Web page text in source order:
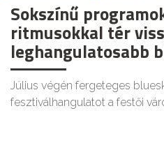
Sokszínű
ritmusokkal tér
leghangulatosabb
Július végén fergeteges
fesztiválhangulatot a festői